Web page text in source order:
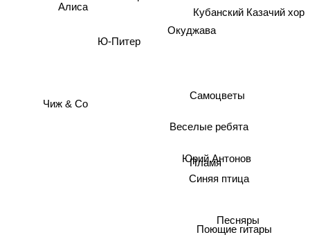
Окуджава
Ю-Питер
Веселые ребята
Самоцветы
Пламя
Юрий Антонов
Синяя птица
Кубанский Казачий хор
Алиса
Поющие гитары
Песняры
Чиж & Со